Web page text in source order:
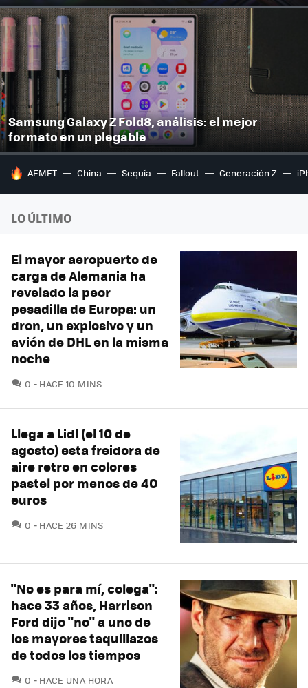
Samsung Galaxy Z Fold8, análisis: el mejor
formato en un plegable
HOY SE HABLA DE
AEMET China Sequía Fallout Generación Z
LO ÚLTIMO
El mayor aeropuerto de
carga de Alemania ha
revelado la peor
pesadilla de Europa: un
dron, un explosivo y un
avión de DHL en la misma
noche
0 COMENTARIOS
HACE 10 MINS
Llega a Lidl (el 10 de
agosto) esta freidora de
aire retro en colores
pastel por menos de 40
euros
0 COMENTARIOS
HACE 26 MINS
"No es para mí, colega":
hace 33 años, Harrison
Ford dijo "no" a uno de
los mayores taquillazos
de todos los tiempos
0 COMENTARIOS
HACE UNA HORA